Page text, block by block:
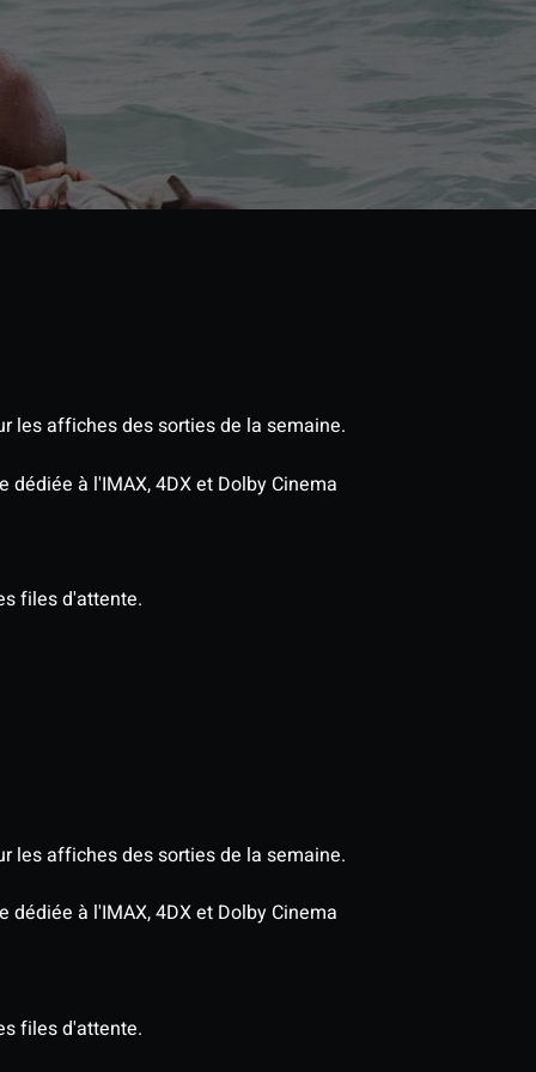
les affiches des sorties de la semaine.
à l'IMAX, 4DX et Dolby Cinema
files d'attente.
les affiches des sorties de la semaine.
à l'IMAX, 4DX et Dolby Cinema
files d'attente.